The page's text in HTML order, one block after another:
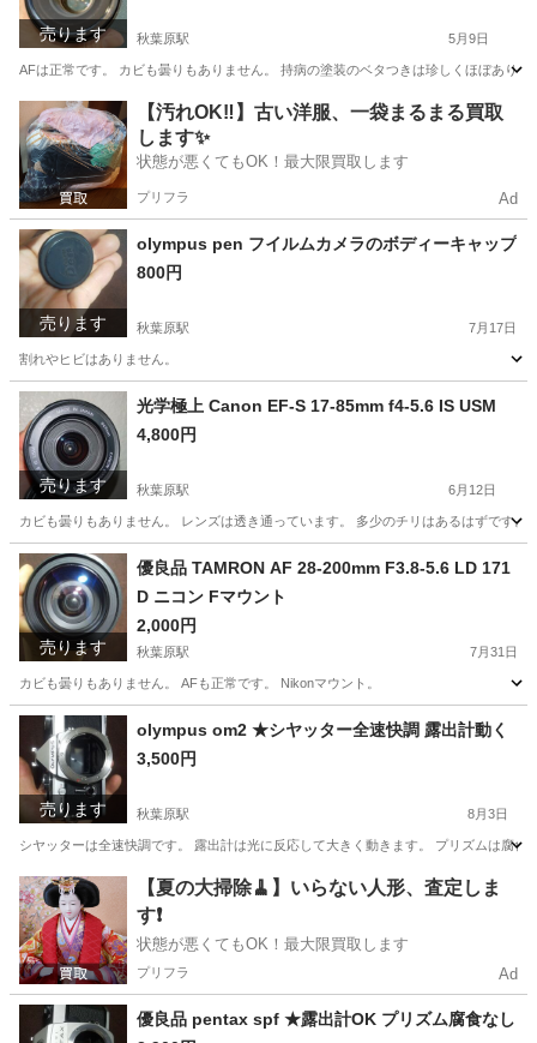
売ります 秋葉原駅 5月9日
AFは正常です。 カビも曇りもありません。 持病の塗装のベタつきは珍しくほぼありま
東京 台東区 秋葉原駅 カメラ for
【汚れOK‼️】古い洋服、一袋まるまる買取
します✨
状態が悪くてもOK！最大限買取します
プリフラ Ad
売ります
olympus pen フイルムカメラのボディーキャップ
800円
秋葉原駅 7月17日
割れやヒビはありません。
東京 台東区 秋葉原駅
売ります
光学極上 Canon EF-S 17-85mm f4-5.6 IS USM
4,800円
秋葉原駅 6月12日
カビも曇りもありません。 レンズは透き通っています。 多少のチリはあるはずです
東京 台東区 秋葉原駅
売ります
優良品 TAMRON AF 28-200mm F3.8-5.6 LD 171
D ニコン Fマウント
2,000円
秋葉原駅 7月31日
カビも曇りもありません。 AFも正常です。 Nikonマウント。
東京 台東区 カメラ
売ります
olympus om2 ★シヤッター全速快調 露出計動く
3,500円
秋葉原駅 8月3日
シヤッターは全速快調です。 露出計は光に反応して大きく動きます。 プリズムは腐
東京 台東区 秋葉原駅 カメラ
【夏の大掃除🧹】いらない人形、査定しま
す❗️
状態が悪くてもOK！最大限買取します
プリフラ Ad
優良品 pentax spf ★露出計OK プリズム腐食なし